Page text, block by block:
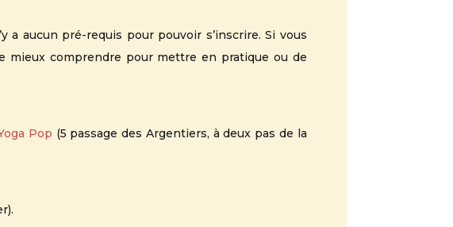
aucun pré-requis pour pouvoir s’inscrire. Si vous
mieux comprendre pour mettre en pratique ou de
Pop (5 passage des Argentiers, à deux pas de la